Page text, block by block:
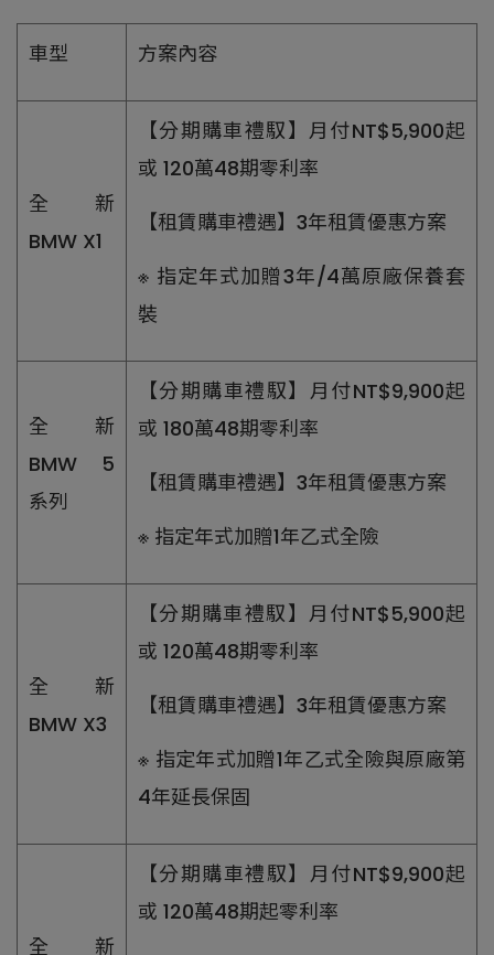
車型 方案內容
全新
BMW X1
【分期購車禮馭】月付NT$5,900起
或 120萬48期零利率
【租賃購車禮遇】3年租賃優惠方案
※ 指定年式加贈3年/4萬原廠保養套
裝
全新
BMW 5
系列
【分期購車禮馭】月付NT$9,900起
或 180萬48期零利率
【租賃購車禮遇】3年租賃優惠方案
※ 指定年式加贈1年乙式全險
全新
BMW X3
【分期購車禮馭】月付NT$5,900起
或 120萬48期零利率
【租賃購車禮遇】3年租賃優惠方案
※ 指定年式加贈1年乙式全險與原廠第
4年延長保固
全新
【分期購車禮馭】月付NT$9,900起
或 120萬48期起零利率